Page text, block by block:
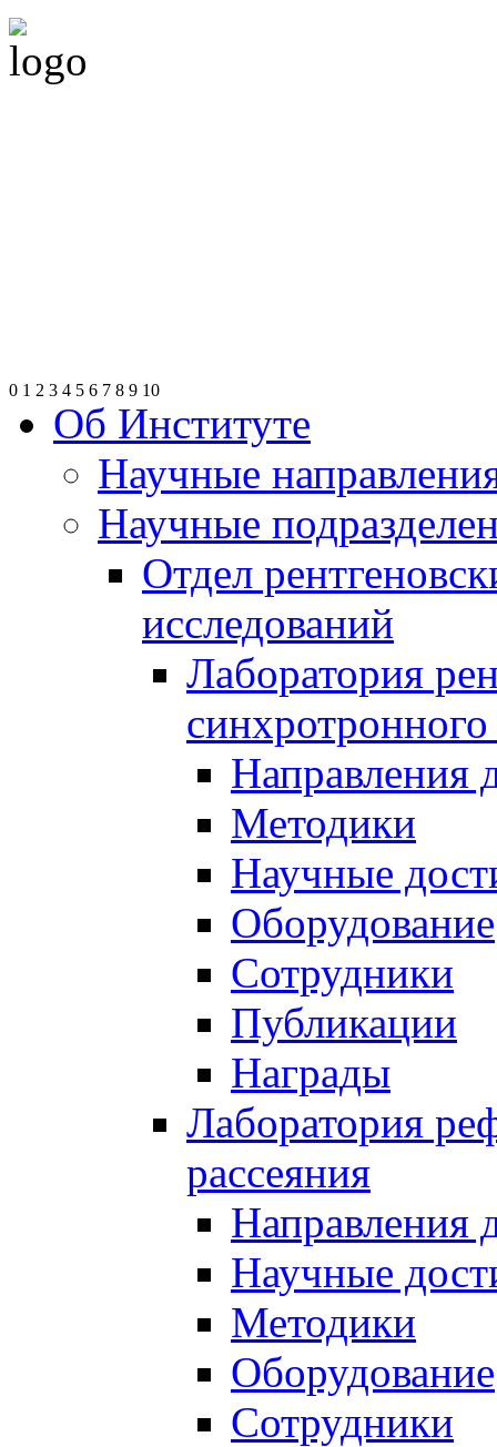
0 1 2 3 4 5 6 7 8 9 10
Об Институте
Научные
Научные
Отдел
исследований
Лаборатория
Направления
Методики
Научные
Оборудование
Сотрудники
Публикации
Награды
Лаборатория
рассеяния
Направления
Научные
Методики
Оборудование
Сотрудники